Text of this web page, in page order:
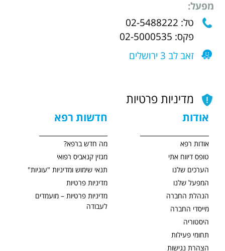
מפעל:
טל: 02-5488222
פקס: 02-5000535
זאב לב 3 ירושלים
מדיניות פרטיות
אודות
אודות רפא
טופס דיווח אתי
הערכים שלנו
המפעל שלנו
הנהלת החברה
מייסדי החברה
היסטוריה
תחומי פעילות
הצהרת נגישות
חדשות רפא
מה חדש ברפא?
מגזין קנאביס רפואי
תנאי שימוש ומדיניות "עוגיות"
מדיניות פרטיות
מדיניות פרטיות – מועמדים
לעבודה